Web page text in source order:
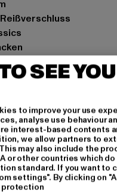
spaceblue
100% Polyester
GmbH |
Straße 7 | 64372
SEE YOU
to improve your use
analyse use behaviour
interest-based contents
we allow partners to
may also include the
or other countries which do
standard. If you want to
settings". By clicking on
protection